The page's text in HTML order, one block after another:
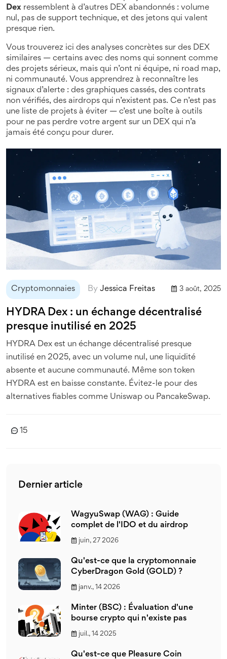
Dex ressemblent à d’autres DEX abandonnés : volume
nul, pas de support technique, et des jetons qui valent
presque rien.
Vous trouverez ici des analyses concrètes sur des DEX
similaires — certains avec des noms qui sonnent comme
des projets sérieux, mais qui n’ont ni équipe, ni road map,
ni communauté. Vous apprendrez à reconnaître les
signaux d’alerte : des graphiques cassés, des contrats
non vérifiés, des airdrops qui n’existent pas. Ce n’est pas
une liste de projets à éviter — c’est une boîte à outils
pour ne pas perdre votre argent sur un DEX qui n’a
jamais été conçu pour durer.
Cryptomonnaies By Jessica Freitas 3 août, 2025
HYDRA Dex : un échange décentralisé
presque inutilisé en 2025
HYDRA Dex est un échange décentralisé presque
inutilisé en 2025, avec un volume nul, une liquidité
absente et aucune communauté. Même son token
HYDRA est en baisse constante. Évitez-le pour des
alternatives fiables comme Uniswap ou PancakeSwap.
15
Dernier article
WagyuSwap (WAG) : Guide
complet de l'IDO et du airdrop
juin, 27 2026
Qu'est-ce que la cryptomonnaie
CyberDragon Gold (GOLD) ?
janv., 14 2026
Minter (BSC) : Évaluation d'une
bourse crypto qui n'existe pas
juil., 14 2025
Qu'est-ce que Pleasure Coin